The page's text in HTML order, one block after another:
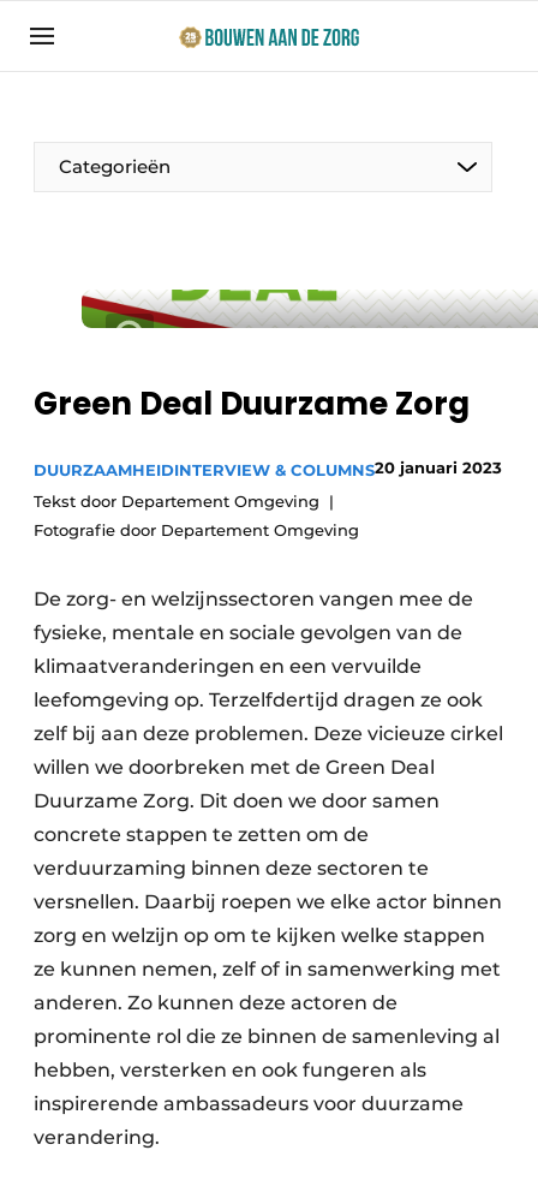
Aanmelden
Bedrijven
Bouwen aan de Zorg | Vakblad over bouw en
Direct contact
Jaarboek
Meest gelezen
Nieuwsbrief
Privacy / Cookie statement
Vacature aanmelden
Vacatures
Video’s
Categorieën
Productinformatie
Woonzorg & Verpleeghuizen
Laboratoria
Green Deal Duurzame Zorg
DUURZAAMHEIDINTERVIEW & COLUMNS20 januari 2023
Tekst door Departement Omgeving
Fotografie door Departement Omgeving
De zorg- en welzijnssectoren vangen mee de
fysieke, mentale en sociale gevolgen van de
klimaatveranderingen en een vervuilde
leefomgeving op. Terzelfdertijd dragen ze ook
zelf bij aan deze problemen. Deze vicieuze cirkel
willen we doorbreken met de Green Deal
Duurzame Zorg. Dit doen we door samen
concrete stappen te zetten om de
verduurzaming binnen deze sectoren te
versnellen. Daarbij roepen we elke actor binnen
zorg en welzijn op om te kijken welke stappen
ze kunnen nemen, zelf of in samenwerking met
anderen. Zo kunnen deze actoren de
prominente rol die ze binnen de samenleving al
hebben, versterken en ook fungeren als
inspirerende ambassadeurs voor duurzame
verandering.